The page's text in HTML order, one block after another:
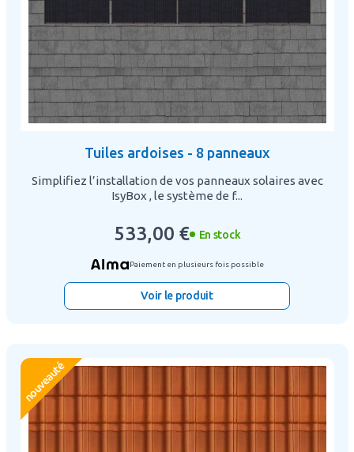
Tuiles ardoises - 8 panneaux
Simplifiez l’installation de vos panneaux solaires avec
IsyBox , le système de f...
533,00 € En stock
Paiement en plusieurs fois possible
Voir le produit
nouveauté